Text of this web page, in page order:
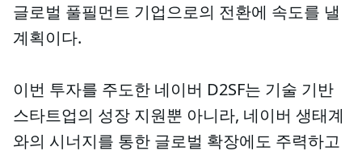
글로벌 풀필먼트 기업으로의 전환에 속도를 낼
계획이다.
이번 투자를 주도한 네이버 D2SF는 기술 기반
스타트업의 성장 지원뿐 아니라, 네이버 생태계
와의 시너지를 통한 글로벌 확장에도 주력하고